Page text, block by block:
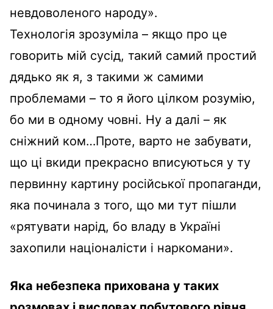
невдоволеного народу».
Технологія зрозуміла – якщо про це
говорить мій сусід, такий самий простий
дядько як я, з такими ж самими
проблемами – то я його цілком розумію,
бо ми в одному човні. Ну а далі – як
сніжний ком…Проте, варто не забувати,
що ці вкиди прекрасно вписуються у ту
первинну картину російської пропаганди,
яка починала з того, що ми тут пішли
«рятувати нарід, бо владу в Україні
захопили націоналісти і наркомани».
Яка небезпека прихована у таких